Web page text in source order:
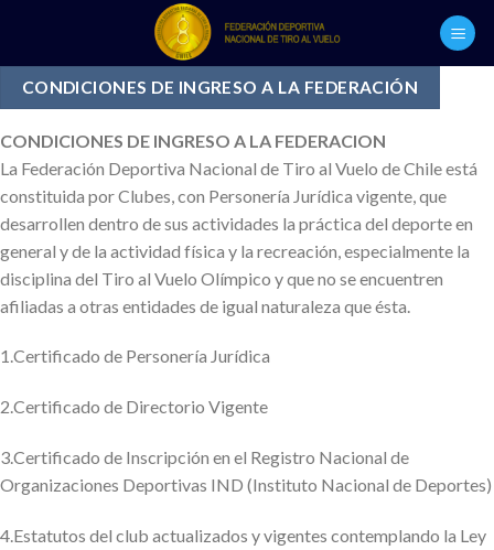
content
CONDICIONES DE INGRESO A LA FEDERACIÓN
CONDICIONES DE INGRESO A LA FEDERACION
La Federación Deportiva Nacional de Tiro al Vuelo de Chile está
constituida por Clubes, con Personería Jurídica vigente, que
desarrollen dentro de sus actividades la práctica del deporte en
general y de la actividad física y la recreación, especialmente la
disciplina del Tiro al Vuelo Olímpico y que no se encuentren
afiliadas a otras entidades de igual naturaleza que ésta.
1.Certificado de Personería Jurídica
2.Certificado de Directorio Vigente
3.Certificado de Inscripción en el Registro Nacional de
Organizaciones Deportivas IND (Instituto Nacional de Deportes)
4.Estatutos del club actualizados y vigentes contemplando la Ley